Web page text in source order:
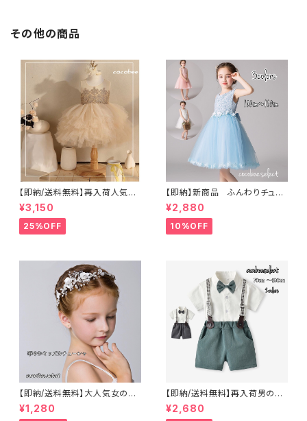
その他の商品
【即納/送料無料】再入荷人気女
の子ドレス刺繍 ベビードレス
チュールスカート 子供ワンピー
スプリンセスドレス 女の子ドレ
ス セレモニーお誕生日結婚式
¥3,150
25%OFF
【即納】新商品 ふんわりチュー
ルドレス子供ワンピースジュニ
アドレス女の子子供ドレスお花
ビーズ付き発表会ドレスお誕生
日七五三プリンセス海外子供服
¥2,880
10%OFF
【即納/送料無料】大人気女の子
子ども花冠 お花モチーフ カ
チューシャ ヘアアクセサリ
¥1,280
【即納/送料無料】再入荷男の子
フォーマルスーツ短パン半袖発
表会お誕生日ハーフバースデー
¥2,680